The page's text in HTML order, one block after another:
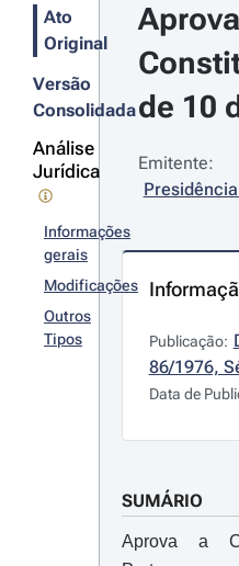
Ato
Original
Versão
Consolidada
Análise
Jurídica
Informações
gerais
Modificações
Outros
Tipos
de 10
Emitente:
Publicação:
86/1976,
Data de
SUMÁRIO
Aprova a